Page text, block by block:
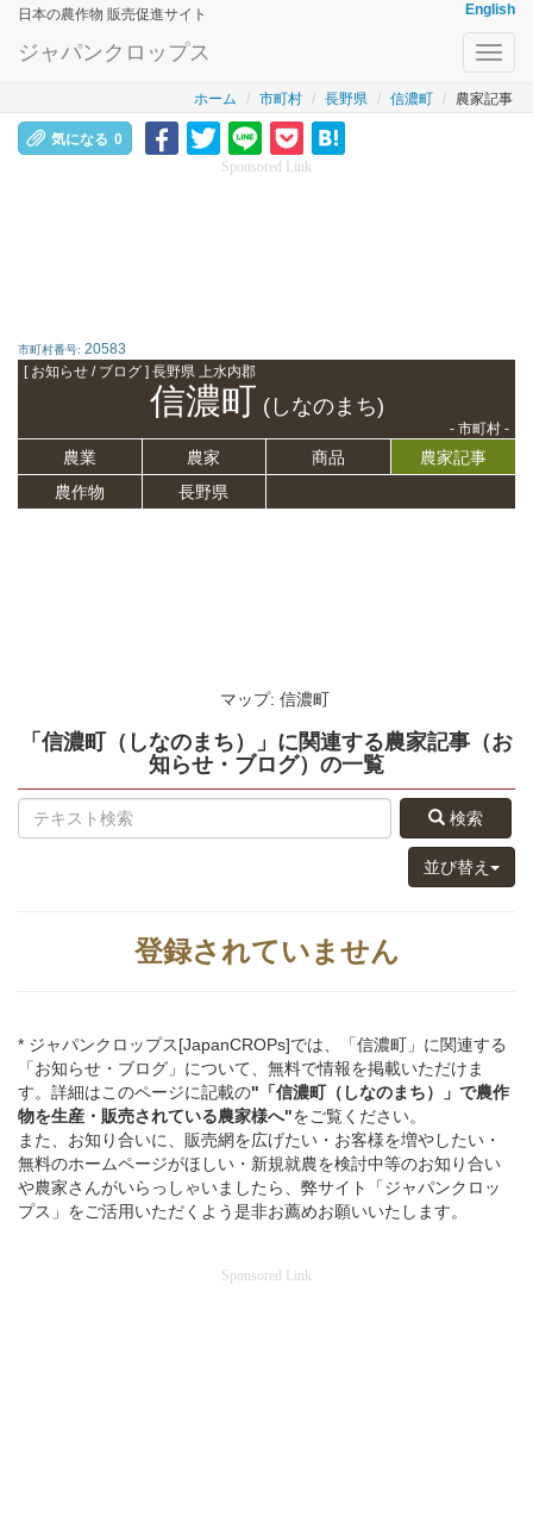
日本の農作物 販売促進サイト English
ジャパンクロップス
ホーム 市町村 長野県 信濃町 農家記事
気になる 0
Sponsored Link
市町村番号: 20583
[ お知らせ / ブログ ] 長野県 上水内郡
信濃町 (しなのまち)
- 市町村 -
農業 農家 商品
農家記事
農作物
長野県
マップ: 信濃町
「信濃町（しなのまち）」 に関連する農家記事（お
知らせ・ブログ） の一覧
検索
並び替え
登録されていません
* ジャパンクロップス[JapanCROPs]では、「信濃町」に関連する
「お知らせ・ブログ」について、無料で情報を掲載いただけま
す。詳細はこのページに記載の"「信濃町（しなのまち）」 で農作
物を生産・販売されている農家様へ"をご覧ください。
また、お知り合いに、販売網を広げたい・お客様を増やしたい・
無料のホームページがほしい・新規就農を検討中等のお知り合い
や農家さんがいらっしゃいましたら、弊サイト「ジャパンクロッ
プス」をご活用いただくよう是非お薦めお願いいたします。
Sponsored Link